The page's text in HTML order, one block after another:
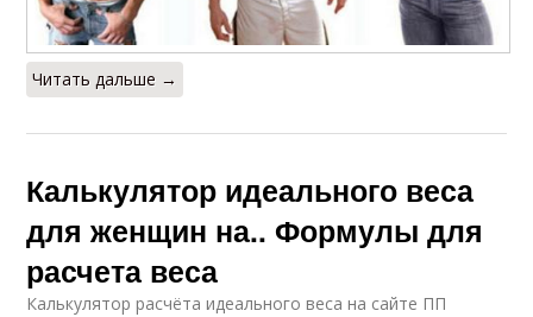
Читать дальше →
Калькулятор идеального веса
для женщин на.. Формулы для
расчета веса
Калькулятор расчёта идеального веса на сайте ПП